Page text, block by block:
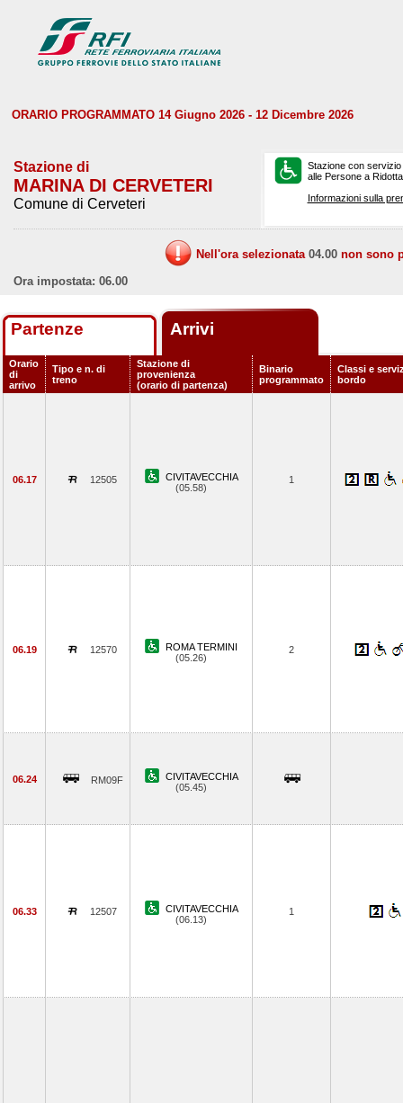
ORARIO PROGRAMMATO 14 Giugno 2026 - 12 Dicembre 2026
Stazione di
MARINA DI CERVETERI
Comune di Cerveteri
Stazione con
alle Persone a
Informazioni sulla
Nell'ora selezionata 04.00 non sono
Ora impostata: 06.00
Partenze Arrivi
Orario
di
arrivo
Tipo e n. di
treno
Stazione di
provenienza
(orario di partenza)
Binario
programmato
Classi e
bordo
06.17 12505
CIVITAVECCHIA
(05.58)
1
06.19 12570
ROMA TERMINI
(05.26)
2
06.24 RM09F
CIVITAVECCHIA
(05.45)
06.33 12507
CIVITAVECCHIA
(06.13)
1